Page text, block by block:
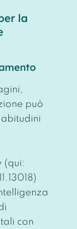
la
può
(qui:
)
con